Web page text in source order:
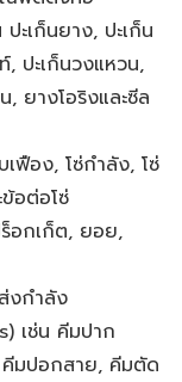
ะเก็นยาง, ปะเก็น
, ปะเก็นวงแหวน,
, ยางโอริงและซีล
ฟือง, โซ่กำลัง, โซ่
อต่อโซ่
อกเก็ต, ยอย,
งกำลัง
เช่น คีมปาก
มปอกสาย, คีมตัด